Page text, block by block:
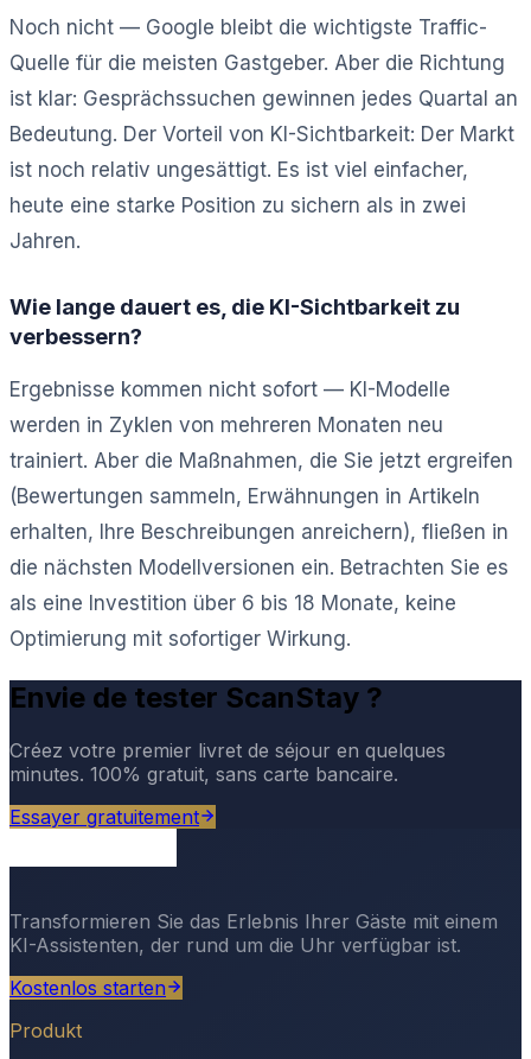
Noch nicht — Google bleibt die wichtigste Traffic-
Quelle für die meisten Gastgeber. Aber die Richtung
ist klar: Gesprächssuchen gewinnen jedes Quartal an
Bedeutung. Der Vorteil von KI-Sichtbarkeit: Der Markt
ist noch relativ ungesättigt. Es ist viel einfacher,
heute eine starke Position zu sichern als in zwei
Jahren.
Wie lange dauert es, die KI-Sichtbarkeit zu
verbessern?
Ergebnisse kommen nicht sofort — KI-Modelle
werden in Zyklen von mehreren Monaten neu
trainiert. Aber die Maßnahmen, die Sie jetzt ergreifen
(Bewertungen sammeln, Erwähnungen in Artikeln
erhalten, Ihre Beschreibungen anreichern), fließen in
die nächsten Modellversionen ein. Betrachten Sie es
als eine Investition über 6 bis 18 Monate, keine
Optimierung mit sofortiger Wirkung.
Envie de tester ScanStay ?
Créez votre premier livret de séjour en quelques
minutes. 100% gratuit, sans carte bancaire.
Essayer gratuitement
Transformieren Sie das Erlebnis Ihrer Gäste mit einem
KI-Assistenten, der rund um die Uhr verfügbar ist.
Kostenlos starten
Produkt